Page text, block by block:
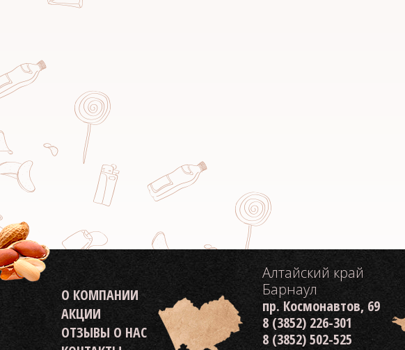
О КОМПАНИИ
АКЦИИ
ОТЗЫВЫ О НАС
Алтайский край
Барнаул
пр. Космонавтов, 69
8 (3852) 226-301
8 (3852) 502-525